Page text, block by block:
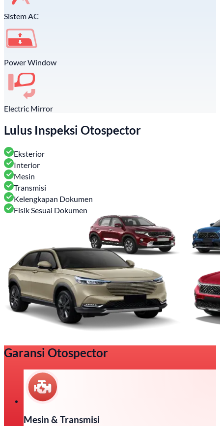
Sistem AC
Power Window
Electric Mirror
Lulus Inspeksi Otospector
Eksterior
Interior
Mesin
Transmisi
Kelengkapan Dokumen
Fisik Sesuai Dokumen
Garansi Otospector
Mesin & Transmisi